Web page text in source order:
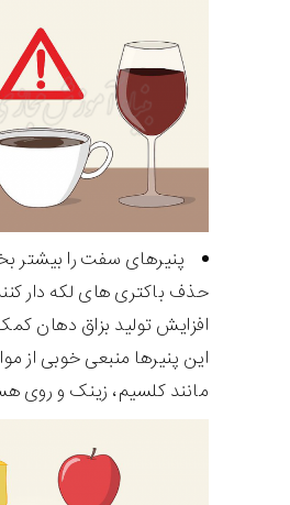
پنیرهای سفت را بیشتر
حذف باکتری های لکه دار
افزایش تولید بزاق دهان
این پنیرها منبعی خوبی از
مانند کلسیم، زینک و روی